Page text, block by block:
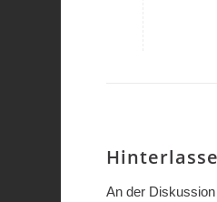
An der